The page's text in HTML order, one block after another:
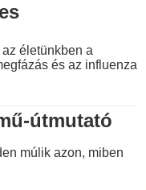
életünkben a
és az influenza
útmutató
múlik azon, miben